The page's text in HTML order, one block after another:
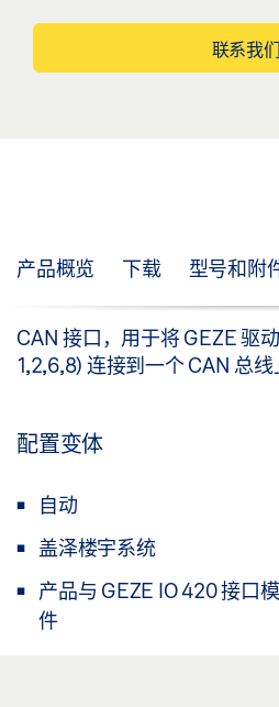
联系我们
产品概览 下载 型号和附
CAN 接口，用于将 GEZE 驱
1,2,6,8) 连接到一个 CAN 总线
配置变体
自动
盖泽楼宇系统
产品与 GEZE IO 420 接口
件